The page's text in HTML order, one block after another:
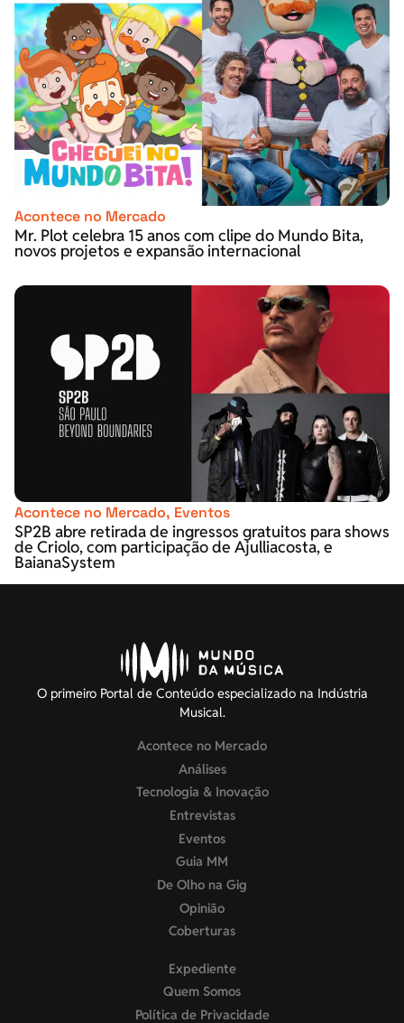
Acontece no Mercado
Mr. Plot celebra 15 anos com clipe do Mundo Bita,
novos projetos e expansão internacional
Acontece no Mercado, Eventos
SP2B abre retirada de ingressos gratuitos para shows
de Criolo, com participação de Ajulliacosta, e
BaianaSystem
O primeiro Portal de Conteúdo especializado na Indústria
Musical.
Acontece no Mercado
Análises
Tecnologia & Inovação
Entrevistas
Eventos
Guia MM
De Olho na Gig
Opinião
Coberturas
Expediente
Quem Somos
Política de Privacidade